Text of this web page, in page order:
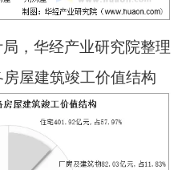
，华经产业研究院整理
屋建筑竣工价值结构